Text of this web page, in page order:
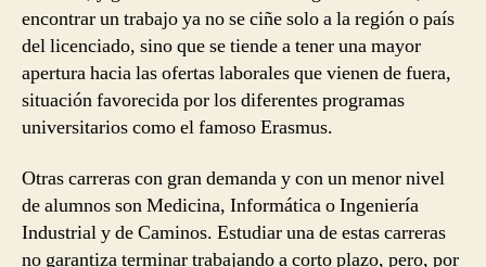
encontrar un trabajo ya no se ciñe solo a la región o país
del licenciado, sino que se tiende a tener una mayor
apertura hacia las ofertas laborales que vienen de fuera,
situación favorecida por los diferentes programas
universitarios como el famoso Erasmus.
Otras carreras con gran demanda y con un menor nivel
de alumnos son Medicina, Informática o Ingeniería
Industrial y de Caminos. Estudiar una de estas carreras
no garantiza terminar trabajando a corto plazo, pero, por